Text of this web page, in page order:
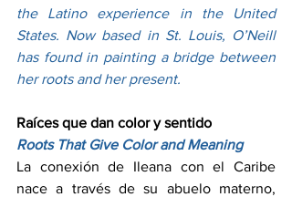
the Latino experience in the United
States. Now based in St. Louis, O’Neill
has found in painting a bridge between
her roots and her present.
Raíces que dan color y sentido
Roots That Give Color and Meaning
La conexión de Ileana con el Caribe
nace a través de su abuelo materno,